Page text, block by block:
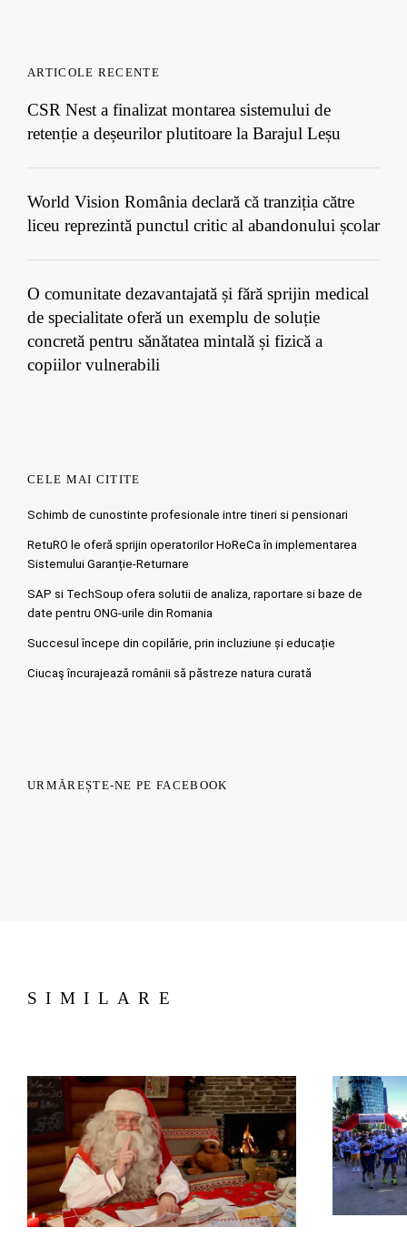
ARTICOLE RECENTE
CSR Nest a finalizat montarea sistemului de
retenție a deșeurilor plutitoare la Barajul Leșu
World Vision România declară că tranziția către
liceu reprezintă punctul critic al abandonului școlar
O comunitate dezavantajată și fără sprijin medical
de specialitate oferă un exemplu de soluție
concretă pentru sănătatea mintală și fizică a
copiilor vulnerabili
CELE MAI CITITE
Schimb de cunostinte profesionale intre tineri si pensionari
RetuRO le oferă sprijin operatorilor HoReCa în implementarea
Sistemului Garanție-Returnare
SAP si TechSoup ofera solutii de analiza, raportare si baze de
date pentru ONG-urile din Romania
Succesul începe din copilărie, prin incluziune și educație
Ciucaş încurajează românii să păstreze natura curată
URMĂREȘTE-NE PE FACEBOOK
SIMILARE